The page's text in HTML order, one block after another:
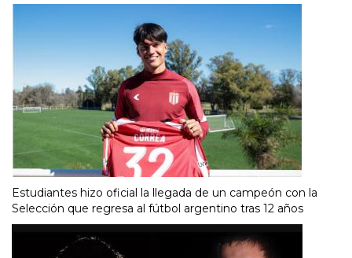
Estudiantes hizo oficial la llegada de un campeón con la
Selección que regresa al fútbol argentino tras 12 años